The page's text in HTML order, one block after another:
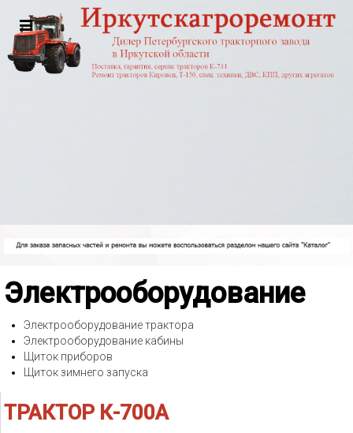
Электрооборудование
Электрооборудование трактора
Электрооборудование кабины
Щиток приборов
Щиток зимнего запуска
ТРАКТОР К-700А